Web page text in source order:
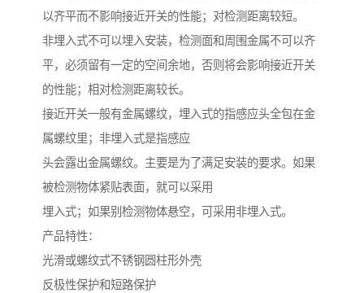
以齐平而不影响接近开关的性能；对检测距离较短。
非埋入式不可以埋入安装，检测面和周围金属不可以齐
平，必须留有一定的空间余地，否则将会影响接近开关
的性能；相对检测距离较长。
接近开关一般有金属螺纹，埋入式的指感应头全包在金
属螺纹里；非埋入式是指感应
头会露出金属螺纹。主要是为了满足安装的要求。如果
被检测物体紧贴表面，就可以采用
埋入式；如果别检测物体悬空，可采用非埋入式。
产品特性：
光滑或螺纹式不锈钢圆柱形外壳
反极性保护和短路保护